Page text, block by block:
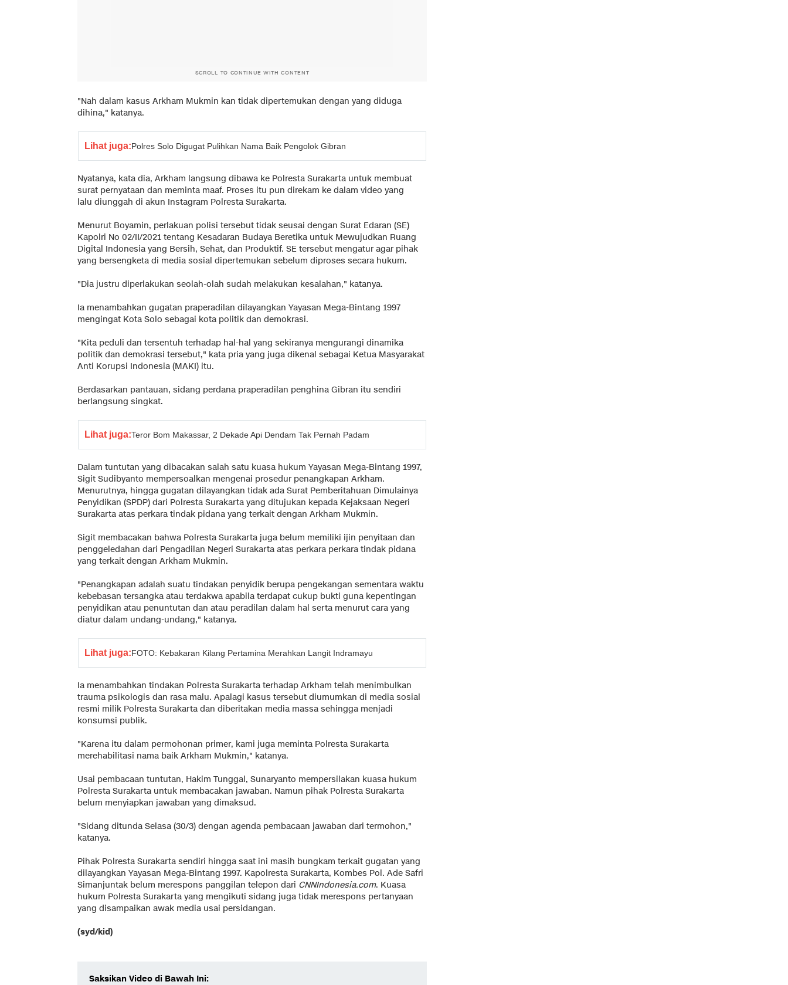
SCROLL TO CONTINUE WITH CONTENT
"Nah dalam kasus Arkham Mukmin kan tidak dipertemukan dengan yang diduga
dihina," katanya.
Lihat juga:Polres Solo Digugat Pulihkan Nama Baik Pengolok Gibran
Nyatanya, kata dia, Arkham langsung dibawa ke Polresta Surakarta untuk membuat
surat pernyataan dan meminta maaf. Proses itu pun direkam ke dalam video yang
lalu diunggah di akun Instagram Polresta Surakarta.
Menurut Boyamin, perlakuan polisi tersebut tidak seusai dengan Surat Edaran (SE)
Kapolri No 02/II/2021 tentang Kesadaran Budaya Beretika untuk Mewujudkan Ruang
Digital Indonesia yang Bersih, Sehat, dan Produktif. SE tersebut mengatur agar pihak
yang bersengketa di media sosial dipertemukan sebelum diproses secara hukum.
"Dia justru diperlakukan seolah-olah sudah melakukan kesalahan," katanya.
Ia menambahkan gugatan praperadilan dilayangkan Yayasan Mega-Bintang 1997
mengingat Kota Solo sebagai kota politik dan demokrasi.
"Kita peduli dan tersentuh terhadap hal-hal yang sekiranya mengurangi dinamika
politik dan demokrasi tersebut," kata pria yang juga dikenal sebagai Ketua Masyarakat
Anti Korupsi Indonesia (MAKI) itu.
Berdasarkan pantauan, sidang perdana praperadilan penghina Gibran itu sendiri
berlangsung singkat.
Lihat juga:Teror Bom Makassar, 2 Dekade Api Dendam Tak Pernah Padam
Dalam tuntutan yang dibacakan salah satu kuasa hukum Yayasan Mega-Bintang 1997,
Sigit Sudibyanto mempersoalkan mengenai prosedur penangkapan Arkham.
Menurutnya, hingga gugatan dilayangkan tidak ada Surat Pemberitahuan Dimulainya
Penyidikan (SPDP) dari Polresta Surakarta yang ditujukan kepada Kejaksaan Negeri
Surakarta atas perkara tindak pidana yang terkait dengan Arkham Mukmin.
Sigit membacakan bahwa Polresta Surakarta juga belum memiliki ijin penyitaan dan
penggeledahan dari Pengadilan Negeri Surakarta atas perkara perkara tindak pidana
yang terkait dengan Arkham Mukmin.
"Penangkapan adalah suatu tindakan penyidik berupa pengekangan sementara waktu
kebebasan tersangka atau terdakwa apabila terdapat cukup bukti guna kepentingan
penyidikan atau penuntutan dan atau peradilan dalam hal serta menurut cara yang
diatur dalam undang-undang," katanya.
Lihat juga:FOTO: Kebakaran Kilang Pertamina Merahkan Langit Indramayu
Ia menambahkan tindakan Polresta Surakarta terhadap Arkham telah menimbulkan
trauma psikologis dan rasa malu. Apalagi kasus tersebut diumumkan di media sosial
resmi milik Polresta Surakarta dan diberitakan media massa sehingga menjadi
konsumsi publik.
"Karena itu dalam permohonan primer, kami juga meminta Polresta Surakarta
merehabilitasi nama baik Arkham Mukmin," katanya.
Usai pembacaan tuntutan, Hakim Tunggal, Sunaryanto mempersilakan kuasa hukum
Polresta Surakarta untuk membacakan jawaban. Namun pihak Polresta Surakarta
belum menyiapkan jawaban yang dimaksud.
"Sidang ditunda Selasa (30/3) dengan agenda pembacaan jawaban dari termohon,"
katanya.
Pihak Polresta Surakarta sendiri hingga saat ini masih bungkam terkait gugatan yang
dilayangkan Yayasan Mega-Bintang 1997. Kapolresta Surakarta, Kombes Pol. Ade Safri
Simanjuntak belum merespons panggilan telepon dari CNNIndonesia.com. Kuasa
hukum Polresta Surakarta yang mengikuti sidang juga tidak merespons pertanyaan
yang disampaikan awak media usai persidangan.
(syd/kid)
Saksikan Video di Bawah Ini: